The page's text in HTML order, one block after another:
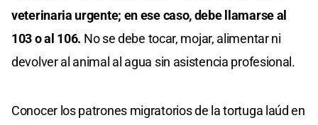
veterinaria urgente; en ese caso, debe llamarse al
103 o al 106. No se debe tocar, mojar, alimentar ni
devolver al animal al agua sin asistencia profesional.
Conocer los patrones migratorios de la tortuga laúd en